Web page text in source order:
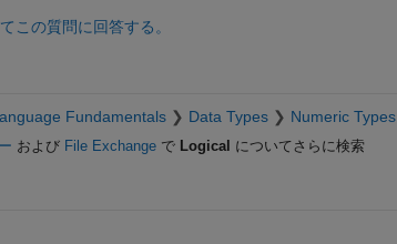
この質問に回答する。
Fundamentals Data Types Numeric Types
および File Exchangeで Logical についてさらに検索